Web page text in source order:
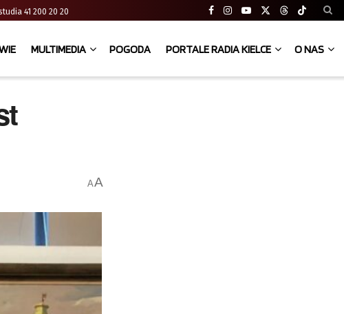
studia 41 200 20 20
MULTIMEDIA POGODA PORTALE RADIA KIELCE O NAS
AA